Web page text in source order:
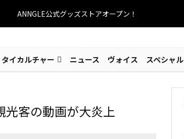
ANNGLE公式グッズストアオープン！
タイカルチャー ニュース ヴォイス スペシャル
光客の動画が大炎上